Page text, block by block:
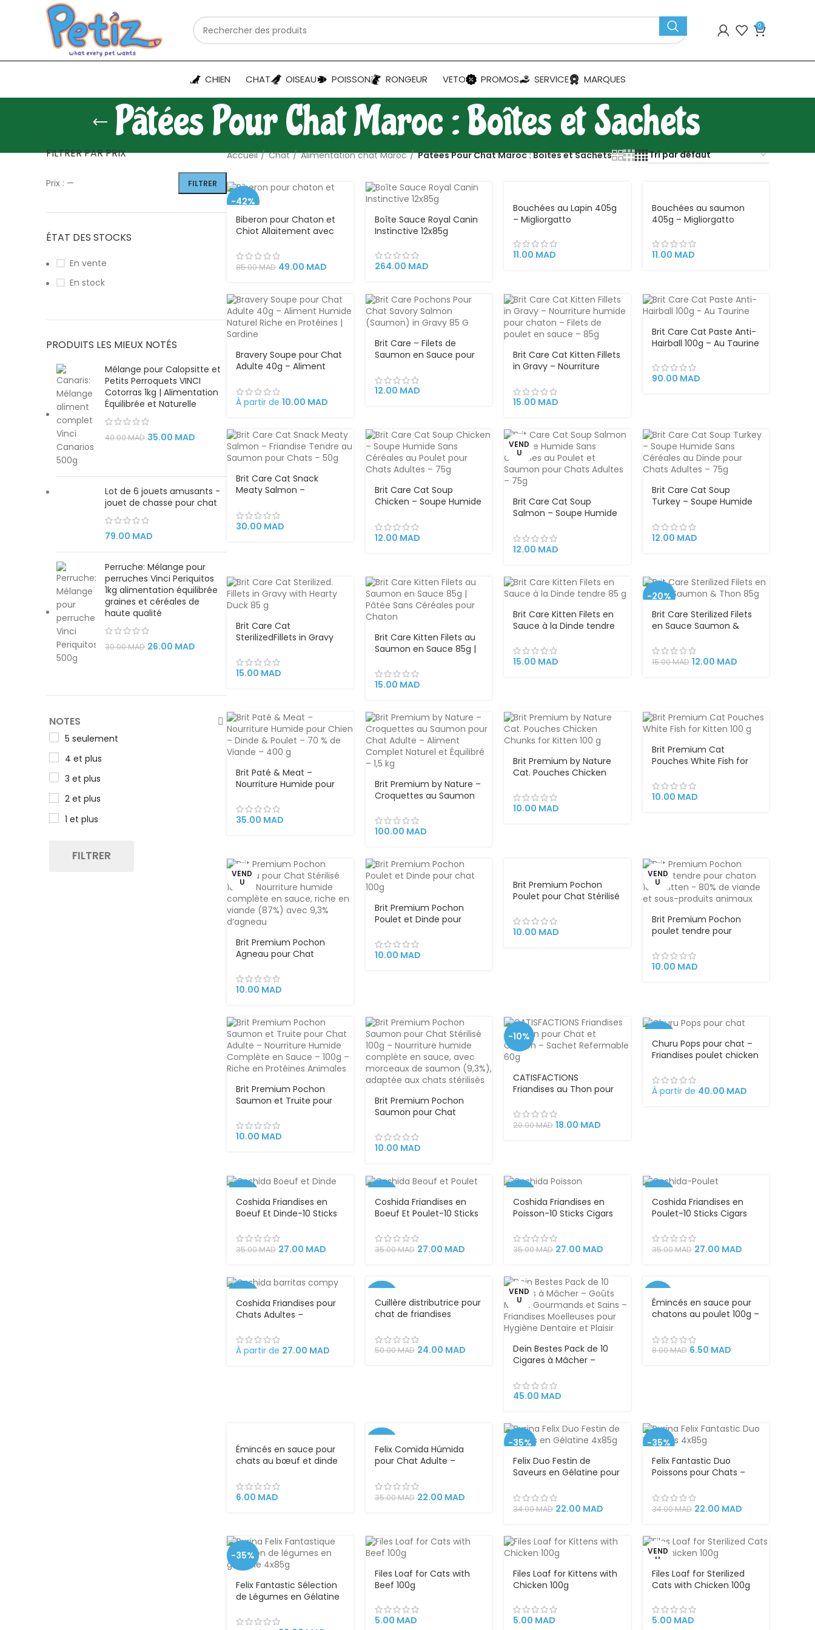
0
CHIEN CHAT OISEAU POISSON RONGEUR VETO PROMOS SERVICE MARQUES
Pâtées Pour Chat Maroc : Boîtes et Sachets
FILTRER PAR PRIX
FILTRER
Prix : —
ÉTAT DES STOCKS
En vente
En stock
PRODUITS LES MIEUX NOTÉS
Mélange pour Calopsitte et
Petits Perroquets VINCI
Cotorras 1kg | Alimentation
Équilibrée et Naturelle
40.00MAD 35.00 MAD
Lot de 6 jouets amusants -
jouet de chasse pour chat
79.00 MAD
Perruche: Mélange pour
perruches Vinci Periquitos
1kg alimentation équilibrée
graines et céréales de
haute qualité
30.00MAD 26.00 MAD
NOTES
5 seulement
4 et plus
3 et plus
2 et plus
1 et plus
FILTRER
Accueil Chat Alimentation chat Maroc Pâtées Pour Chat Maroc : Boîtes et Sachets
-42%
Biberon pour Chaton et
Chiot Allaitement avec
animaux
85.00MAD 49.00 MAD
Boîte Sauce Royal Canin
Instinctive 12x85g
264.00 MAD
U
Bouchées au Lapin 405g
– Migliorgatto
11.00 MAD
U
Bouchées au saumon
405g – Migliorgatto
11.00 MAD
Bravery Soupe pour Chat
Adulte 40g – Aliment
Protéines | Poulet,
Saumon ou Sardine
À partir de 10.00 MAD
Brit Care – Filets de
Saumon en Sauce pour
Sans Céréales, Enrichi en
Argousier et Capucine |
12.00 MAD
Brit Care Cat Kitten Fillets
in Gravy – Nourriture
Filets de poulet en sauce
– 85g
15.00 MAD
Brit Care Cat Paste Anti-
Hairball 100g – Au Taurine
90.00 MAD
Brit Care Cat Snack
Meaty Salmon –
Saumon pour Chats –
50g
30.00 MAD
Brit Care Cat Soup
Chicken – Soupe Humide
pour Chats Adultes – 75g
12.00 MAD
VEND
U
Brit Care Cat Soup
Salmon – Soupe Humide
et Saumon pour Chats
Adultes – 75g
12.00 MAD
Brit Care Cat Soup
Turkey – Soupe Humide
pour Chats Adultes – 75g
12.00 MAD
Brit Care Cat
SterilizedFillets in Gravy
15.00 MAD
Brit Care Kitten Filets au
Saumon en Sauce 85g |
pour Chaton
15.00 MAD
Brit Care Kitten Filets en
Sauce à la Dinde tendre
Chaton
15.00 MAD
-20%
Brit Care Sterilized Filets
en Sauce Saumon &
Premium pour Chats
Stérilisés
15.00MAD 12.00 MAD
Brit Paté & Meat –
Nourriture Humide pour
70 % de Viande – 400 g
35.00 MAD
Brit Premium by Nature –
Croquettes au Saumon
Aliment Complet Naturel
et Équilibré – 1,5 kg
100.00 MAD
Brit Premium by Nature
Cat. Pouches Chicken
10.00 MAD
Brit Premium Cat
Pouches White Fish for
10.00 MAD
VEND
U
Brit Premium Pochon
Agneau pour Chat
humide complète en
sauce, riche en viande
10.00 MAD
Brit Premium Pochon
Poulet et Dinde pour
humide riche en viande
(78%), texture tendre en
10.00 MAD
Brit Premium Pochon
Poulet pour Chat Stérilisé
Complet au Poulet
10.00 MAD
VEND
U
Brit Premium Pochon
poulet tendre pour
de viande et sous-
produits animaux
10.00 MAD
Brit Premium Pochon
Saumon et Truite pour
Humide Complète en
Sauce – 100g – Riche en
10.00 MAD
Brit Premium Pochon
Saumon pour Chat
humide complète en
sauce, avec morceaux
stérilisés
10.00 MAD
-10%
CATISFACTIONS
Friandises au Thon pour
Refermable 60g
20.00MAD 18.00 MAD
Churu Pops pour chat –
Friandises poulet chicken
en gelée cat treats
À partir de 40.00 MAD
Coshida Friandises en
Boeuf Et Dinde-10 Sticks
gourmands collation
savoureuse
35.00MAD 27.00 MAD
Coshida Friandises en
Boeuf Et Poulet-10 Sticks
gourmands collation
savoureuse
35.00MAD 27.00 MAD
Coshida Friandises en
Poisson-10 Sticks Cigars
gourmands collation
savoureuse
35.00MAD 27.00 MAD
Coshida Friandises en
Poulet-10 Sticks Cigars
gourmands collation
savoureuse
35.00MAD 27.00 MAD
Coshida Friandises pour
Chats Adultes –
la Volaille et au Saumon
– 10 Sticks
À partir de 27.00 MAD
-52%
Cuillère distributrice pour
chat de friandises
50.00MAD 24.00 MAD
VEND
U
Dein Bestes Pack de 10
Cigares à Mâcher –
et Sains – Friandises
Moelleuses pour Hygiène
45.00 MAD
-19%
Émincés en sauce pour
chatons au poulet 100g –
8.00MAD 6.50 MAD
Émincés en sauce pour
chats au bœuf et dinde
6.00 MAD
-37%
VEND
Felix Comida Húmida
pour Chat Adulte –
Sélection de Poissons –
4x85g
35.00MAD 22.00 MAD
-35%
Felix Duo Festin de
Saveurs en Gélatine pour
Saveur Gourmande,
Aliment Complet en
Essentiels
34.00MAD 22.00 MAD
-35%
Felix Fantastic Duo
Poissons pour Chats –
Maquereau en Gelée,
Aliment Complet Riche
34.00MAD 22.00 MAD
-35%
Felix Fantastic Sélection
de Légumes en Gélatine
Tendres Morceaux de
Files Loaf for Cats with
Beef 100g
5.00 MAD
Files Loaf for Kittens with
Chicken 100g
5.00 MAD
VEND
U
Files Loaf for Sterilized
Cats with Chicken 100g
5.00 MAD